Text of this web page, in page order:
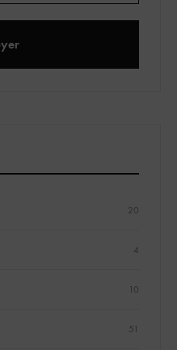
20
4
10
51